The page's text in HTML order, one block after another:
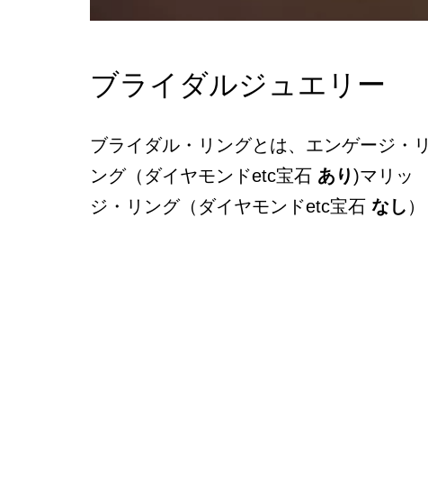
ブライダルジュエリー
ブライダル・リングとは、エンゲージ・リ
ング（ダイヤモンドetc宝石 あり)マリッ
ジ・リング（ダイヤモンドetc宝石 なし ）